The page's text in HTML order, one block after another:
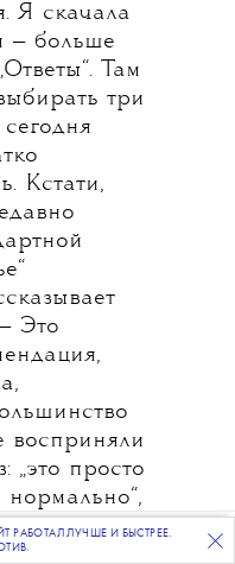
РАССЫЛКУ
Я скачала
— больше
Там
три
Кстати,
Это
восприняли
„это просто
нормально“,
по тебе
РАБОТАЛ ЛУЧШЕ И БЫСТРЕЕ.